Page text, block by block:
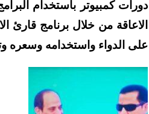
دورات كمبيوتر باستخدام
الاعاقة من خلال برنامج قارئ
على الدواء واستخدامه وسعره